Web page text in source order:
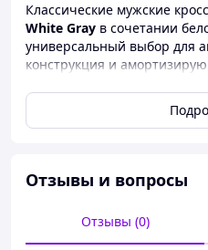
Классические мужские
White Gray в сочетании
универсальный выбор для
конструкция и
Артикул: 3377 (Чоловечи)
Белые с серым
коробках. Отличное качество
41-26см, 42-26,5см, 43-
Отзывы и вопросы
Отзывы (0)